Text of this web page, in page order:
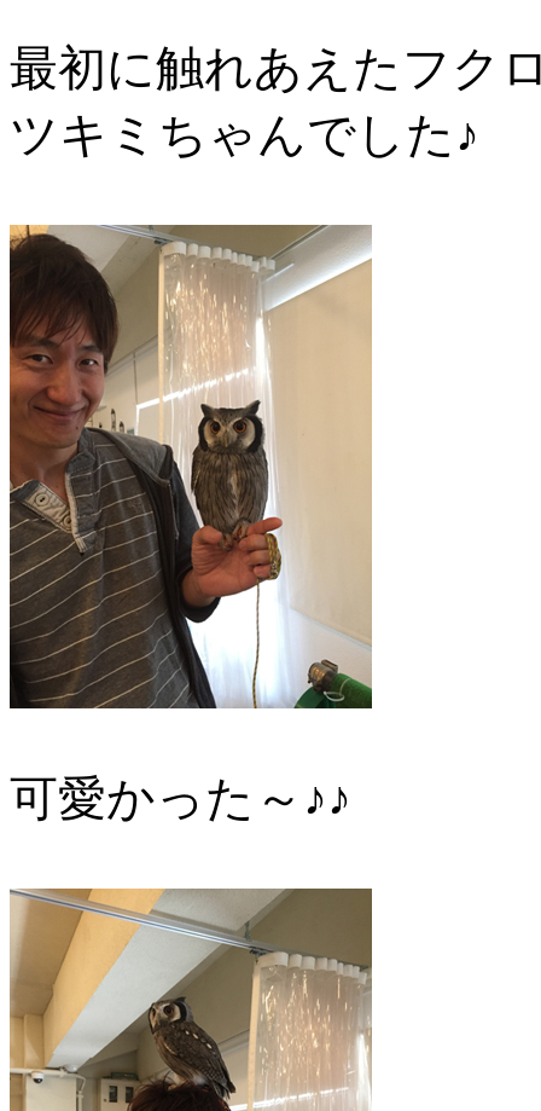
最初に触れあえたフク
ツキミちゃんでした♪
可愛かった～♪♪